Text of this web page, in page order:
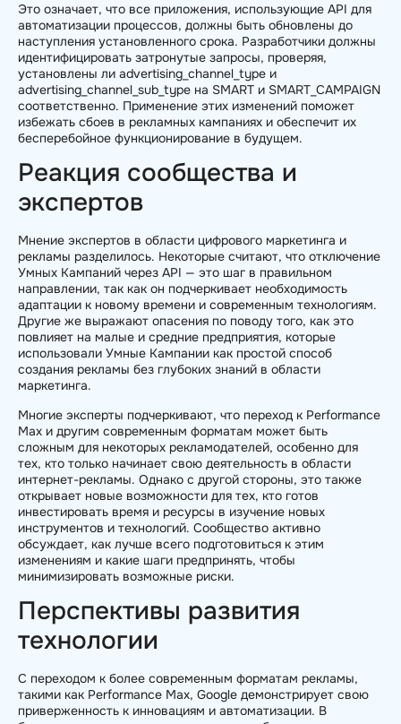
Это означает, что все приложения, использующие API для
автоматизации процессов, должны быть обновлены до
наступления установленного срока. Разработчики должны
идентифицировать затронутые запросы, проверяя,
установлены ли advertising_channel_type и
advertising_channel_sub_type на SMART и SMART_CAMPAIGN
соответственно. Применение этих изменений поможет
избежать сбоев в рекламных кампаниях и обеспечит их
бесперебойное функционирование в будущем.
Реакция сообщества и
экспертов
Мнение экспертов в области цифрового маркетинга и
рекламы разделилось. Некоторые считают, что отключение
Умных Кампаний через API — это шаг в правильном
направлении, так как он подчеркивает необходимость
адаптации к новому времени и современным технологиям.
Другие же выражают опасения по поводу того, как это
повлияет на малые и средние предприятия, которые
использовали Умные Кампании как простой способ
создания рекламы без глубоких знаний в области
маркетинга.
Многие эксперты подчеркивают, что переход к Performance
Max и другим современным форматам может быть
сложным для некоторых рекламодателей, особенно для
тех, кто только начинает свою деятельность в области
интернет-рекламы. Однако с другой стороны, это также
открывает новые возможности для тех, кто готов
инвестировать время и ресурсы в изучение новых
инструментов и технологий. Сообщество активно
обсуждает, как лучше всего подготовиться к этим
изменениям и какие шаги предпринять, чтобы
минимизировать возможные риски.
Перспективы развития
технологии
С переходом к более современным форматам рекламы,
такими как Performance Max, Google демонстрирует свою
приверженность к инновациям и автоматизации. В